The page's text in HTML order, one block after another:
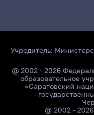
Учредитель:
@ 2002 - 2026
образовательное
«Саратовский
@ 2002 -